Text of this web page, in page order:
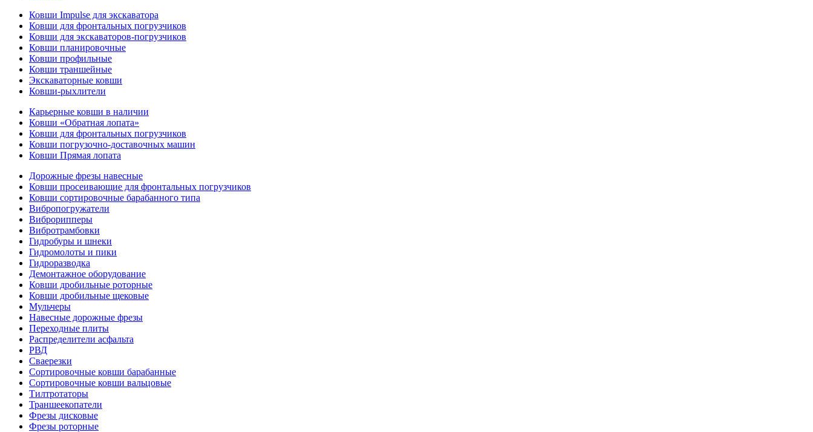
Ковши Impulse для экскаватора
Ковши для фронтальных погрузчиков
Ковши для экскаваторов-погрузчиков
Ковши планировочные
Ковши профильные
Ковши траншейные
Экскаваторные ковши
Ковши-рыхлители
Карьерные ковши в наличии
Ковши «Обратная лопата»
Ковши для фронтальных погрузчиков
Ковши погрузочно-доставочных машин
Ковши Прямая лопата
Дорожные фрезы навесные
Ковши просеивающие для фронтальных погрузчиков
Ковши сортировочные барабанного типа
Вибропогружатели
Виброрипперы
Вибротрамбовки
Гидробуры и шнеки
Гидромолоты и пики
Гидроразводка
Демонтажное оборудование
Ковши дробильные роторные
Ковши дробильные щековые
Мульчеры
Навесные дорожные фрезы
Переходные плиты
Распределители асфальта
РВД
Сваерезки
Сортировочные ковши барабанные
Сортировочные ковши вальцовые
Тилтротаторы
Траншеекопатели
Фрезы дисковые
Фрезы роторные